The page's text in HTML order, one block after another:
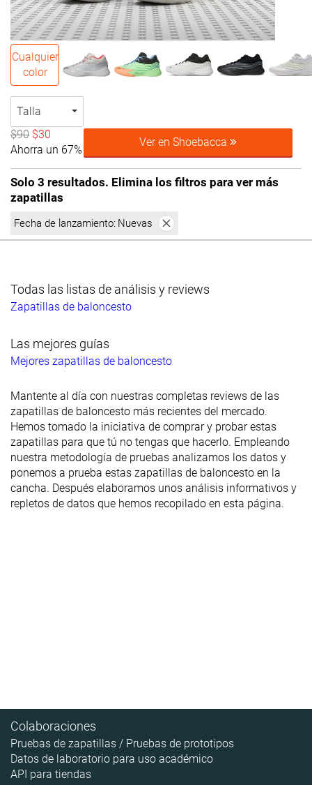
Cualquier
color
Talla
$90 $30
Ahorra un 67%
Ver en Shoebacca
Solo 3 resultados. Elimina los filtros para ver más
zapatillas
Fecha de lanzamiento: Nuevas
Todas las listas de análisis y reviews
Zapatillas de baloncesto
Las mejores guías
Mejores zapatillas de baloncesto
Mantente al día con nuestras completas reviews de las
zapatillas de baloncesto más recientes del mercado.
Hemos tomado la iniciativa de comprar y probar estas
zapatillas para que tú no tengas que hacerlo. Empleando
nuestra metodología de pruebas analizamos los datos y
ponemos a prueba estas zapatillas de baloncesto en la
cancha. Después elaboramos unos análisis informativos y
repletos de datos que hemos recopilado en esta página.
Colaboraciones
Pruebas de zapatillas / Pruebas de prototipos
Datos de laboratorio para uso académico
API para tiendas